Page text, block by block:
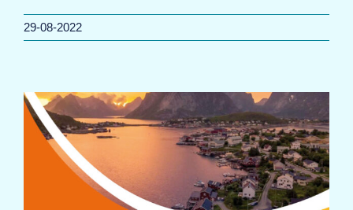
29-08-2022